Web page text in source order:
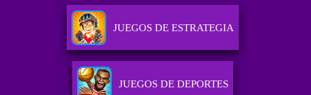
JUEGOS DE ESTRATEGIA
JUEGOS DE DEPORTES